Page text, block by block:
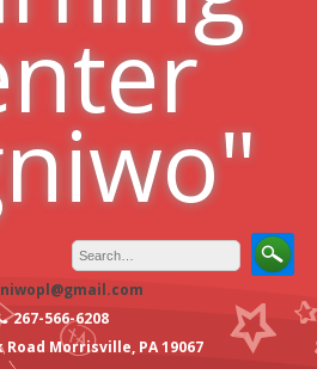
267-566-6208
Road Morrisville, PA 19067